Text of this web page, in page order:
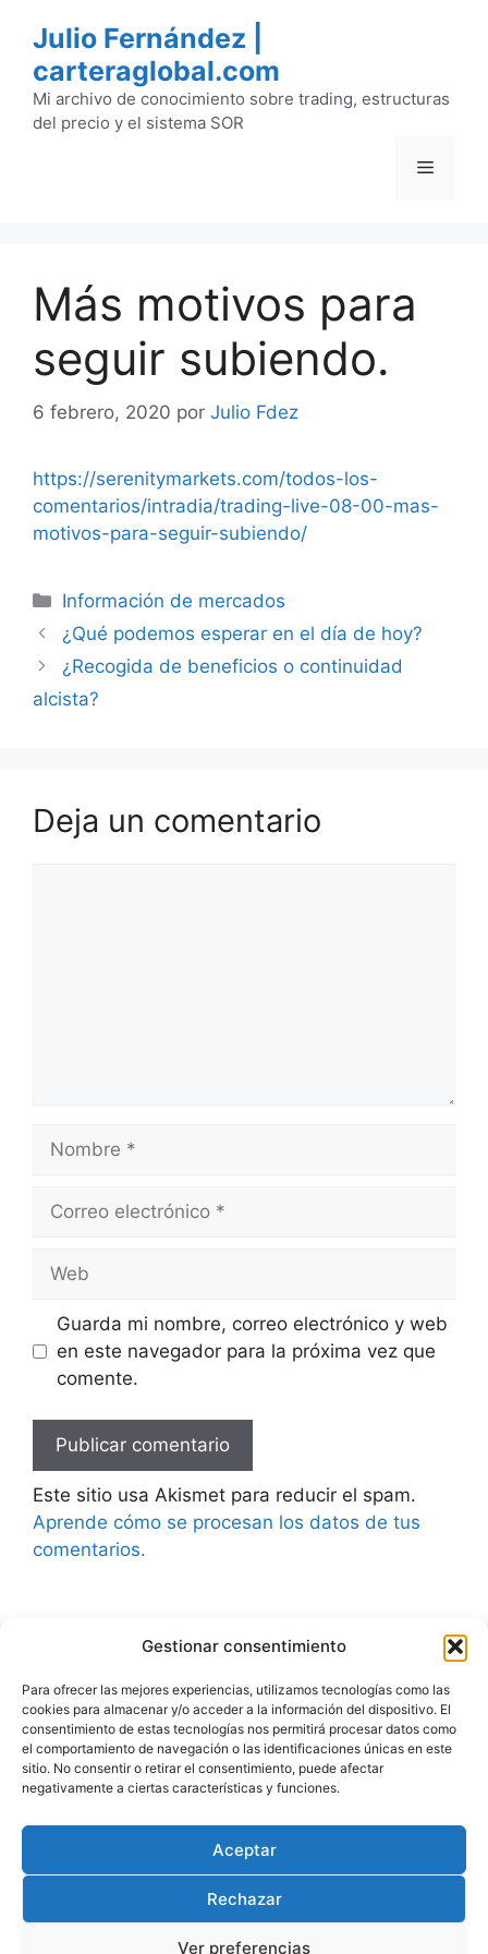
Gestionar consentimiento
Para ofrecer las mejores experiencias, utilizamos tecnologías como las
cookies para almacenar y/o acceder a la información del dispositivo. El
consentimiento de estas tecnologías nos permitirá procesar datos como
el comportamiento de navegación o las identificaciones únicas en este
sitio. No consentir o retirar el consentimiento, puede afectar
negativamente a ciertas características y funciones.
Aceptar
Rechazar
Ver preferencias
contenido
Julio Fernández |
carteraglobal.com
Mi archivo de conocimiento sobre trading, estructuras
del precio y el sistema SOR
Menú
Más motivos para
seguir subiendo.
6 febrero, 2020 por Julio Fdez
https://serenitymarkets.com/todos-los-
comentarios/intradia/trading-live-08-00-mas-
motivos-para-seguir-subiendo/
Categorías
Información de mercados
¿Qué podemos esperar en el día de hoy?
¿Recogida de beneficios o continuidad
alcista?
Deja un comentario
electrónico
Guarda mi nombre, correo electrónico y web
en este navegador para la próxima vez que
comente.
Este sitio usa Akismet para reducir el spam.
Aprende cómo se procesan los datos de tus
comentarios.
Advertencia
Política de privacidad
Aviso legal
Política de cookies